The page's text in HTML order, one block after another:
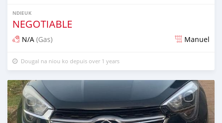
NDIEUK
NEGOTIABLE
N/A (Gas) Manuel
Dougal na niou ko depuis over 1 years